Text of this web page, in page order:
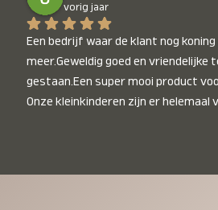
vorig jaar
Een bedrijf waar de klant nog koning
meer.Geweldig goed en vriendelijke
gestaan.Een super mooi product
Onze kleinkinderen zijn er helemaal